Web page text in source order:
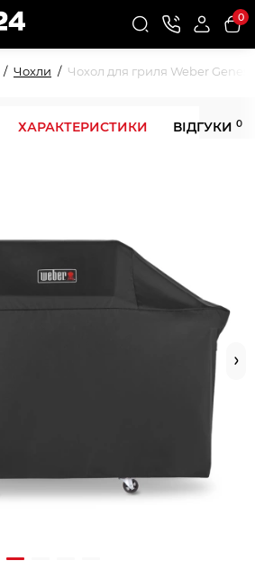
0
Чохли Чохол для гриля Weber
ХАРАКТЕРИСТИКИ ВІДГУКИ 0